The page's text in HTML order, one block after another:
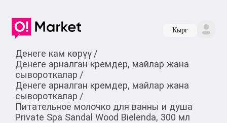
Кырг
Денеге кам көрүү /
Денеге арналган кремдер, майлар жана
сывороткалар /
Денеге арналган кремдер, майлар жана
сывороткалар /
Питательное молочко для ванны и душа
Private Spa Sandal Wood Bielenda, 300 мл